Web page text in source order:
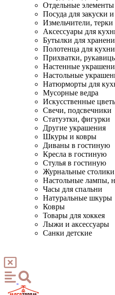
Отдельные элементы
Посуда для закуски и
Измельчители, терки
Аксессуары для
Бутылки для
Полотенца для кухни
Прихватки,
Настенные
Настольные
Натюрморты для
Мусорные ведра
Искусственные
Свечи, подсвечники
Статуэтки, фигурки
Другие украшения
Шкуры и ковры
Диваны в гостиную
Кресла в гостиную
Стулья в гостиную
Журнальные столики
Настольные лампы,
Часы для спальни
Натуральные шкуры
Ковры
Товары для хоккея
Лыжи и аксессуары
Санки детские